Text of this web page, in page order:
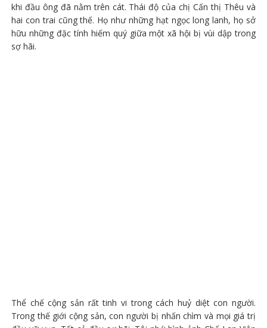
khi đầu ông đã nằm trên cát. Thái độ của chị Cấn thị Thêu và
hai con trai cũng thế. Họ như những hạt ngọc long lanh, họ sở
hữu những đặc tính hiếm quý giữa một xã hội bị vùi dập trong
sợ hãi.
Thể chế cộng sản rất tinh vi trong cách huỷ diệt con người.
Trong thế giới cộng sản, con người bị nhấn chìm và mọi giá trị